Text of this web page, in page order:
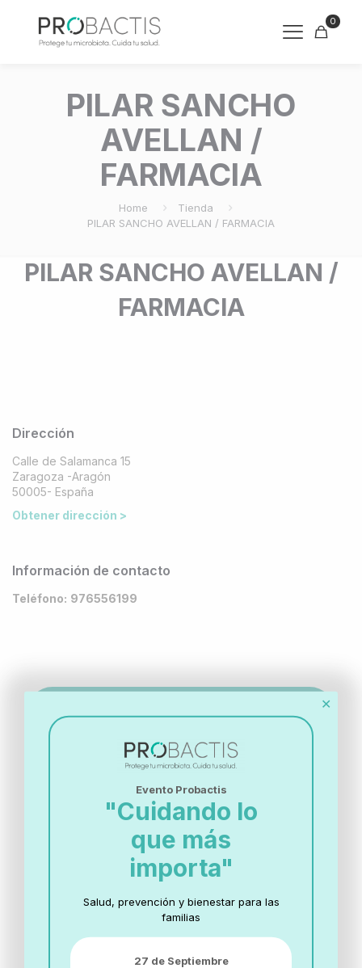
0
PILAR SANCHO
AVELLAN /
FARMACIA
Home
Tienda
PILAR SANCHO AVELLAN / FARMACIA
PILAR SANCHO AVELLAN /
FARMACIA
Dirección
Calle de Salamanca 15
Zaragoza -Aragón
50005- España
Obtener dirección >
Información de contacto
Teléfono: 976556199
¡Únete a nuestra newsletter!
Si eres profesional sanitario marca esta casilla
He leído y acepto lapolítica de privacidad
Quiero recibir más información sobre
lanzamiento de productos, formación, noticias y
✕
Evento Probactis
"Cuidando lo
que más
importa"
Salud, prevención y bienestar para las
familias
27 de Septiembre